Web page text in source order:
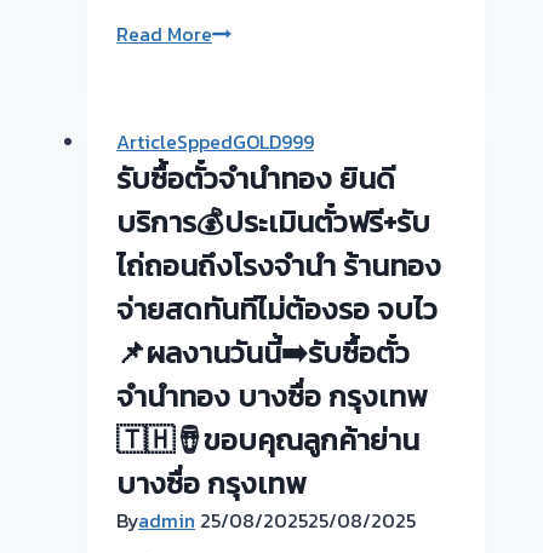
Read Moreรับ
ทอง
ยินดี
บริการ
💰
รับ
ไถ่ถอน
โรง
จำนำ
ร้าน
ทอง
ประเมิน
หน้า
ArticleSppedGOLD999
รับซื้อตั๋วจำนำทอง ยินดี
บริการ💰ประเมินตั๋วฟรี+รับ
ไถ่ถอนถึงโรงจำนำ ร้านทอง
จ่ายสดทันทีไม่ต้องรอ จบไว
📌ผลงานวันนี้➡️รับซื้อตั๋ว
จำนำทอง บางซื่อ กรุงเทพ
🇹🇭🪘ขอบคุณลูกค้าย่าน
บางซื่อ กรุงเทพ
Byadmin 25/08/202525/08/2025